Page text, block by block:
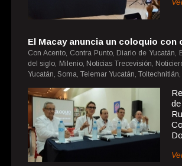
El Macay anuncia un coloquio
Con Acento, Contra Punto, Diario de
del siglo, Milenio, Noticias Trecevisión,
Yucatán, Soma, Telemar Yucatán,